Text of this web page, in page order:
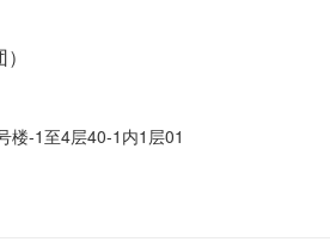
楼-1至4层40-1内1层01